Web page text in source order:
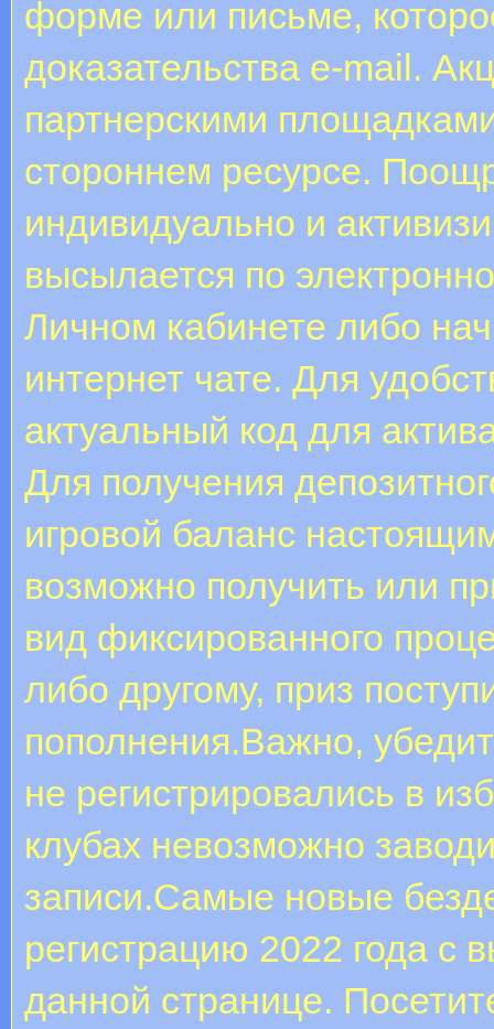
форме или письме,
доказательства e-mail.
партнерскими
стороннем ресурсе.
индивидуально и
высылается по
Личном кабинете либо
интернет чате. Для
актуальный код для
Для получения
игровой баланс
возможно получить или
вид фиксированного
либо другому, приз
пополнения.Важно,
не регистрировались в
клубах невозможно
записи.Самые новые
регистрацию 2022 года с
данной странице.